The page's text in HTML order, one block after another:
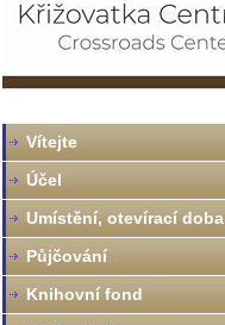
Vítejte
Účel
Umístění, otevírací doba
Půjčování
Knihovní fond